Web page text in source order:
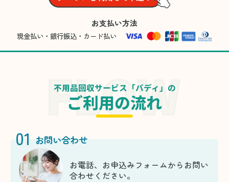
お支払い方法
現金払い・銀行振込・カード払い
不用品回収サービス「バディ」の
ご利用の流れ
01 お問い合わせ
お電話、お申込みフォームからお問い
合わせください。